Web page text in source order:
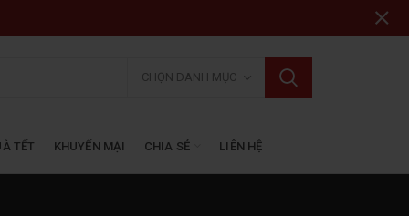
CHỌN DANH MỤC
TẾT KHUYẾN MẠI CHIA SẺ LIÊN HỆ